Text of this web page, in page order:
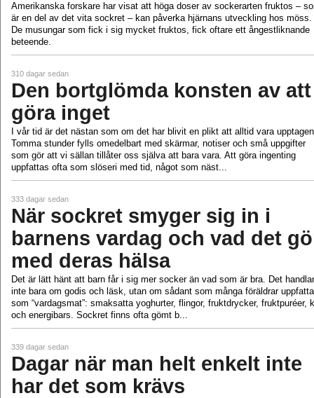
Amerikanska forskare har visat att höga doser av sockerarten fruktos –
är en del av det vita sockret – kan påverka hjärnans utveckling hos möss.
De musungar som fick i sig mycket fruktos, fick oftare ett ångestliknande
beteende.
310 dagar sedan
Den bortglömda konsten av att
göra inget
I vår tid är det nästan som om det har blivit en plikt att alltid vara
Tomma stunder fylls omedelbart med skärmar, notiser och små uppgifter
som gör att vi sällan tillåter oss själva att bara vara. Att göra ingenting
uppfattas ofta som slöseri med tid, något som näst...
333 dagar sedan
När sockret smyger sig in i
barnens vardag och vad det
med deras hälsa
Det är lätt hänt att barn får i sig mer socker än vad som är bra. Det handlar
inte bara om godis och läsk, utan om sådant som många föräldrar
som “vardagsmat”: smaksatta yoghurter, flingor, fruktdrycker, fruktpuréer,
och energibars. Sockret finns ofta gömt b...
339 dagar sedan
Dagar när man helt enkelt inte
har det som krävs